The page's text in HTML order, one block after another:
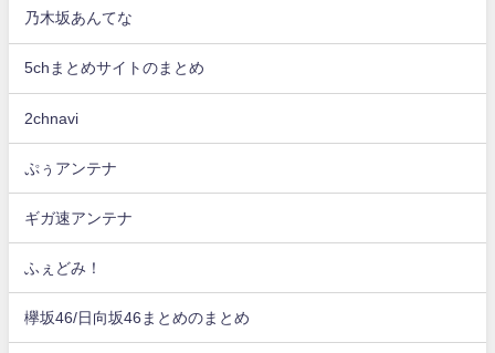
乃木坂あんてな
5chまとめサイトのまとめ
2chnavi
ぷぅアンテナ
ギガ速アンテナ
ふぇどみ！
欅坂46/日向坂46まとめのまとめ